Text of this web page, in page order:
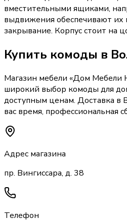
вместительными ящиками,
выдвижения обеспечивают их
закрывание. Корпус стоит на
Купить комоды в
Магазин мебели «Дом Мебели
широкий выбор комоды для
доступным ценам. Доставка в
вас время, профессиональная
Адрес магазина
пр. Вингиссара, д. 38
Телефон